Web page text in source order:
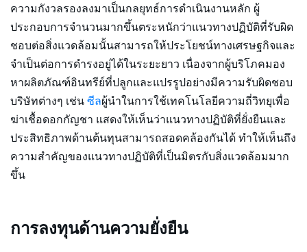
ความกังวลรองลงมาเป็นกลยุทธ์การดำเนินงานหลัก ผู้
ประกอบการจำนวนมากขึ้นตระหนักว่าแนวทางปฏิบัติที่รับผิด
ชอบต่อสิ่งแวดล้อมนั้นสามารถให้ประโยชน์ทางเศรษฐกิจและ
จำเป็นต่อการดำรงอยู่ได้ในระยะยาว เนื่องจากผู้บริโภคมอง
หาผลิตภัณฑ์อินทรีย์ที่ปลูกและแปรรูปอย่างมีความรับผิดชอบ
บริษัทต่างๆ เช่นซีลผู้นำในการใช้เทคโนโลยีความถี่วิทยุเพื่อ
ฆ่าเชื้อดอกกัญชา แสดงให้เห็นว่าแนวทางปฏิบัติที่ยั่งยืนและ
ประสิทธิภาพด้านต้นทุนสามารถสอดคล้องกันได้ ทำให้เห็นถึง
ความสำคัญของแนวทางปฏิบัติที่เป็นมิตรกับสิ่งแวดล้อมมาก
ขึ้น
การลงทุนด้านความยั่งยืน